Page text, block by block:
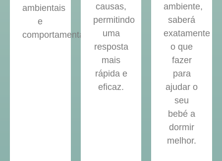
ambientais
e
comportamentais.
causas,
permitindo
uma
resposta
mais
rápida e
eficaz.
ambiente,
saberá
exatamente
o que
fazer
para
ajudar o
seu
bebé a
dormir
melhor.